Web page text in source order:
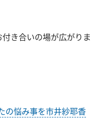
き合いの場が広がりま
の悩み事を市井紗耶香